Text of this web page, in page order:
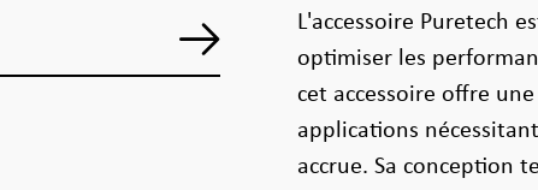
L'accessoire Puretech
optimiser les
cet accessoire offre
applications
accrue. Sa conception